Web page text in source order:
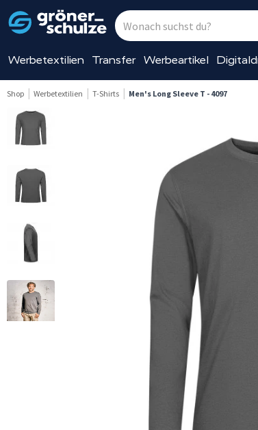
Werbetextilien Transfer Werbeartikel
Shop Werbetextilien T-Shirts Men's Long Sleeve T - 4097